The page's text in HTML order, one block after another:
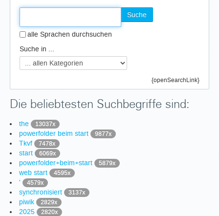
Suche
alle Sprachen durchsuchen
Suche in ...
{openSearchLink}
Die beliebtesten Suchbegriffe sind:
the 13037x
powerfolder beim start 9877x
Tkvf 7478x
start 6069x
powerfolder+beim+start 5879x
web start 4595x
' 4579x
synchronisiert 3137x
piwik 2829x
2025 2820x